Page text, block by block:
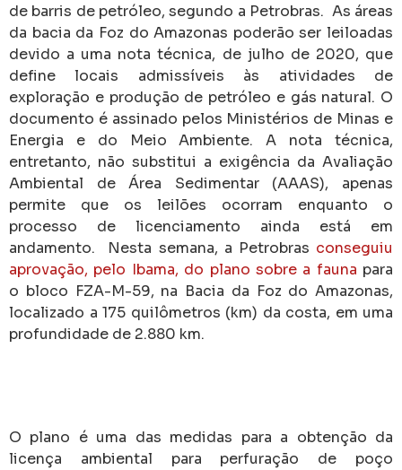
de barris de petróleo, segundo a Petrobras. As áreas
da bacia da Foz do Amazonas poderão ser leiloadas
devido a uma nota técnica, de julho de 2020, que
define locais admissíveis às atividades de
exploração e produção de petróleo e gás natural. O
documento é assinado pelos Ministérios de Minas e
Energia e do Meio Ambiente. A nota técnica,
entretanto, não substitui a exigência da Avaliação
Ambiental de Área Sedimentar (AAAS), apenas
permite que os leilões ocorram enquanto o
processo de licenciamento ainda está em
andamento. Nesta semana, a Petrobras conseguiu
aprovação, pelo Ibama, do plano sobre a fauna para
o bloco FZA-M-59, na Bacia da Foz do Amazonas,
localizado a 175 quilômetros (km) da costa, em uma
profundidade de 2.880 km.
O plano é uma das medidas para a obtenção da
licença ambiental para perfuração de poço